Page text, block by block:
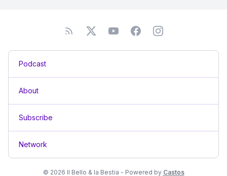
Podcast
About
Subscribe
Network
© 2026 Il Bello & la Bestia - Powered by Castos